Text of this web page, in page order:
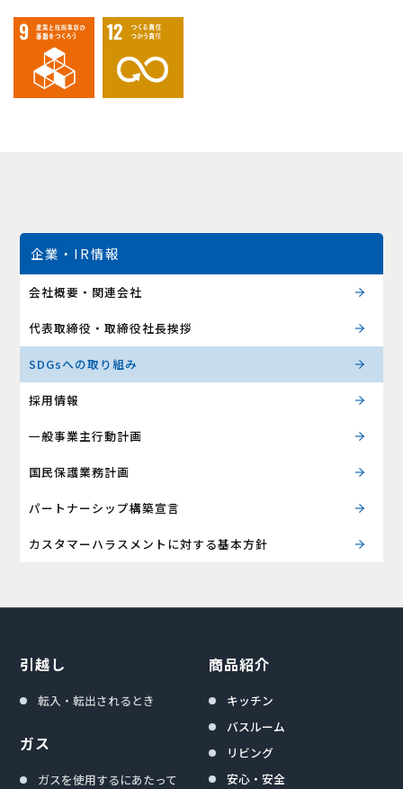
企業・IR情報
会社概要・関連会社
代表取締役・取締役社長挨拶
SDGsへの取り組み
採用情報
一般事業主行動計画
国民保護業務計画
パートナーシップ構築宣言
カスタマーハラスメントに対する基本方針
引越し
転入・転出されるとき
ガス
ガスを使用するにあたって
商品紹介
キッチン
バスルーム
リビング
安心・安全